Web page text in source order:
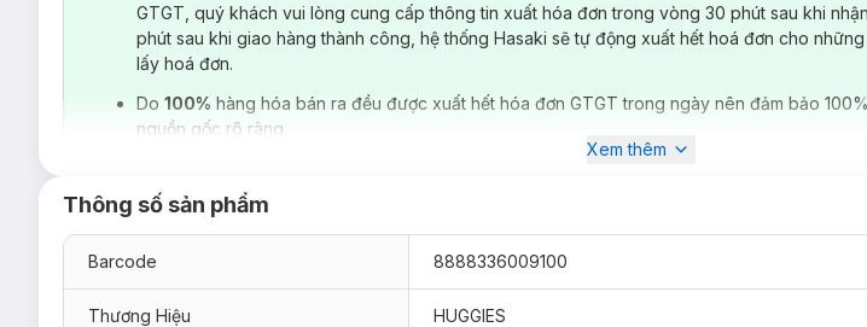
GTGT, quý khách vui lòng cung cấp thông tin xuất hóa đơn trong vòng 30 phút sau khi
phút sau khi giao hàng thành công, hệ thống Hasaki sẽ tự động xuất hết hoá đơn cho
lấy hoá đơn.
Do 100% hàng hóa bán ra đều được xuất hết hóa đơn GTGT trong ngày nên đảm bảo
nguồn gốc rõ ràng.
Xem thêm
Thông số sản phẩm
Barcode 8888336009100
Thương Hiệu HUGGIES